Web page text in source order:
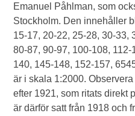
Emanuel Påhlman, som
Stockholm. Den innehåller
15-17, 20-22, 25-28, 30-33,
80-87, 90-97, 100-108,
140, 145-148, 152-157,
är i skala 1:2000.
efter 1921, som ritats direkt
är därför satt från 1918 och